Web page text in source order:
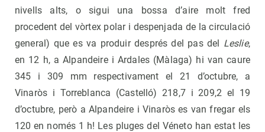
nivells alts, o sigui una bossa d’aire molt fred
procedent del vòrtex polar i despenjada de la circulació
general) que es va produir després del pas del Leslie,
en 12 h, a Alpandeire i Ardales (Màlaga) hi van caure
345 i 309 mm respectivament el 21 d’octubre, a
Vinaròs i Torreblanca (Castelló) 218,7 i 209,2 el 19
d’octubre, però a Alpandeire i Vinaròs es van fregar els
120 en només 1 h! Les pluges del Véneto han estat les